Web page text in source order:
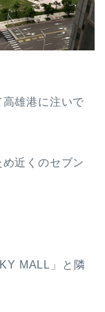
高雄港に注いで
近くのセブン
MALL」と隣